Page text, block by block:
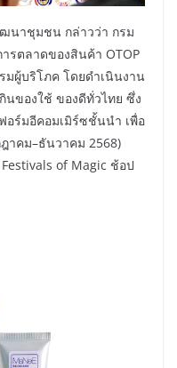
นาชุมชน กล่าวว่า กรม
ตลาดของสินค้า OTOP
ผู้บริโภค โดยดำเนินงาน
นของใช้ ของดีทั่วไทย ซึ่ง
อร์มอีคอมเมิร์ซชั้นนำ เพื่อ
าคม–ธันวาคม 2568)
of Magic ช้อป